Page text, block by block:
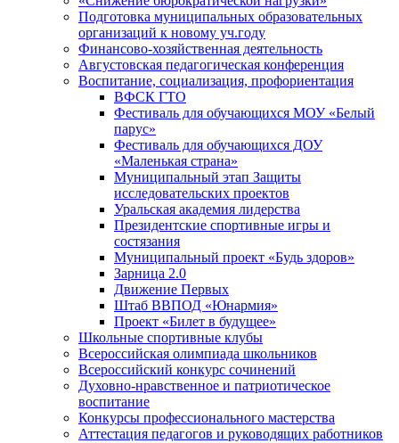
Подготовка муниципальных образовательных
организаций к новому уч.году
Финансово-хозяйственная деятельность
Августовская педагогическая конференция
Воспитание, социализация, профориентация
ВФСК ГТО
Фестиваль для обучающихся МОУ «Белый
парус»
Фестиваль для обучающихся ДОУ
«Маленькая страна»
Муниципальный этап Защиты
исследовательских проектов
Уральская академия лидерства
Президентские спортивные игры и
состязания
Муниципальный проект «Будь здоров»
Зарница 2.0
Движение Первых
Штаб ВВПОД «Юнармия»
Проект «Билет в будущее»
Школьные спортивные клубы
Всероссийская олимпиада школьников
Всероссийский конкурс сочинений
Духовно-нравственное и патриотическое
воспитание
Конкурсы профессионального мастерства
Аттестация педагогов и руководящих работников